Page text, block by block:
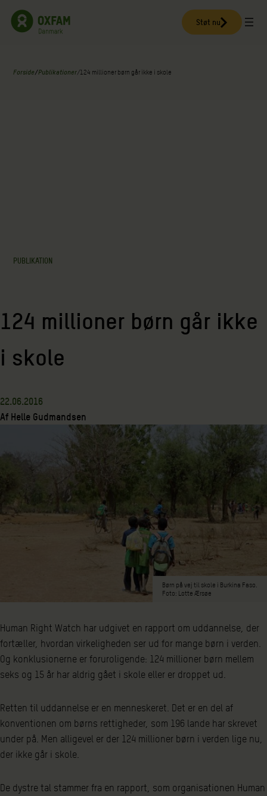
Spring
Støt nu
Forside/Publikationer/124 millioner børn går ikke i skole
PUBLIKATION
124 millioner børn går ikke
i skole
22.06.2016
Af Helle Gudmandsen
Børn på vej til skole i Burkina Faso.
Foto: Lotte Ærsøe
Human Right Watch har udgivet en rapport om uddannelse, der
fortæller, hvordan virkeligheden ser ud for mange børn i verden.
Og konklusionerne er foruroligende: 124 millioner børn mellem
seks og 15 år har aldrig gået i skole eller er droppet ud.
Retten til uddannelse er en menneskeret. Det er en del af
konventionen om børns rettigheder, som 196 lande har skrevet
under på. Men alligevel er der 124 millioner børn i verden lige nu,
der ikke går i skole.
De dystre tal stammer fra en rapport, som organisationen Human